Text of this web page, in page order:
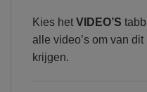
Kies het VIDEO’S
alle video’s om van
krijgen.